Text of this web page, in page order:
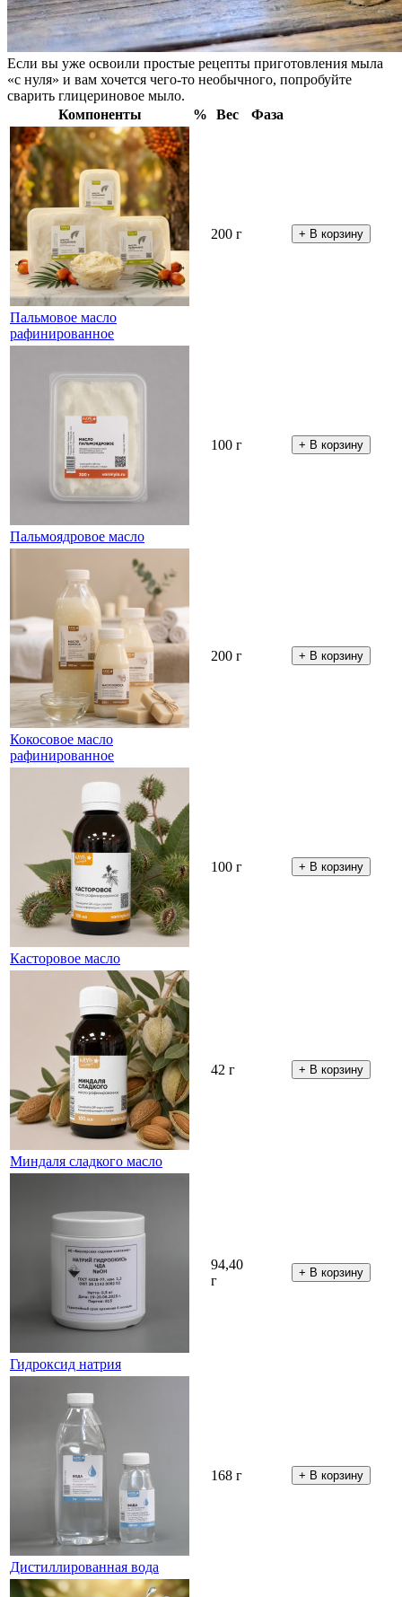
Если вы уже освоили простые рецепты приготовления мыла
«с нуля» и вам хочется чего-то необычного, попробуйте
сварить глицериновое мыло.
Компоненты
% Вес Фаза
Пальмовое масло
рафинированное
200 г
Пальмоядровое масло
100 г
Кокосовое масло
рафинированное
200 г
Касторовое масло
100 г
Миндаля сладкого масло
42 г
Гидроксид натрия
94,40
г
Дистиллированная вода
168 г